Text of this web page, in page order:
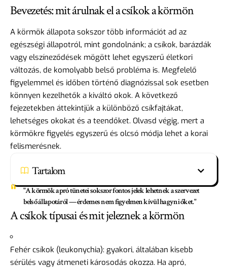
Bevezetés: mit árulnak el a csíkok a körmön
A körmök állapota sokszor több információt ad az
egészségi állapotról, mint gondolnánk; a csíkok, barázdák
vagy elszíneződések mögött lehet egyszerű életkori
változás, de komolyabb belső probléma is. Megfelelő
figyelemmel és időben történő diagnózissal sok esetben
könnyen kezelhetők a kiváltó okok. A következő
fejezetekben áttekintjük a különböző csíkfajtákat,
lehetséges okokat és a teendőket. Olvasd végig, mert a
körmökre figyelés egyszerű és olcsó módja lehet a korai
felismerésnek.
Tartalom
"A körmök apró tünetei sokszor fontos jelek lehetnek a szervezet
belső állapotáról — érdemes nem figyelmen kívül hagyni őket."
A csíkok típusai és mit jeleznek a körmön
Fehér csíkok (leukonychia): gyakori, általában kisebb
sérülés vagy átmeneti károsodás okozza. Ha apró,